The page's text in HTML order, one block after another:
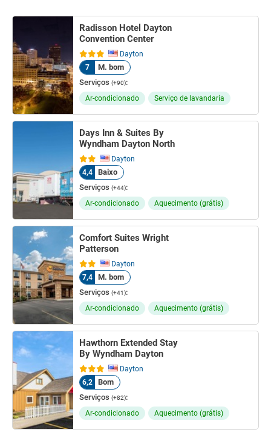
Radisson Hotel Dayton
Convention Center
Dayton
7
M. bom
Serviços (+90):
Ar-condicionado Serviço de lavandaria
Days Inn & Suites By
Wyndham Dayton North
Dayton
4,4
Baixo
Serviços (+44):
Ar-condicionado Aquecimento (grátis)
Comfort Suites Wright
Patterson
Dayton
7,4
M. bom
Serviços (+41):
Ar-condicionado Aquecimento (grátis)
Hawthorn Extended Stay
By Wyndham Dayton
Dayton
6,2
Bom
Serviços (+82):
Ar-condicionado Aquecimento (grátis)